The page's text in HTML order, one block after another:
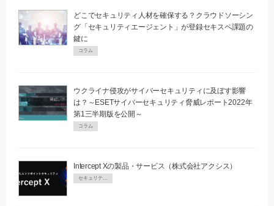
どこでセキュリティ人材を確保する？クラウドソーシン
グ「セキュリティエージェント」が登録セキスペ課題の
鍵に
コラム
ウクライナ侵攻がサイバーセキュリティに及ぼす影響
は？～ESETサイバーセキュリティ脅威レポート2022年
第1三半期版を公開～
コラム
Intercept Xの製品・サービス（株式会社アクシス）